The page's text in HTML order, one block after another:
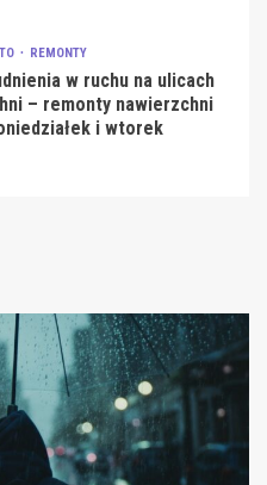
REMONTY
w ruchu na ulicach
– remonty nawierzchni
i wtorek